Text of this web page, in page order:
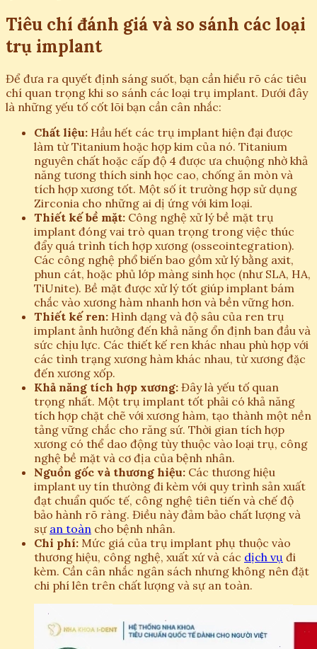
Tiêu chí đánh giá và so sánh các loại
trụ implant
Để đưa ra quyết định sáng suốt, bạn cần hiểu rõ các tiêu
chí quan trọng khi so sánh các loại trụ implant. Dưới đây
là những yếu tố cốt lõi bạn cần cân nhắc:
Chất liệu: Hầu hết các trụ implant hiện đại được
làm từ Titanium hoặc hợp kim của nó. Titanium
nguyên chất hoặc cấp độ 4 được ưa chuộng nhờ khả
năng tương thích sinh học cao, chống ăn mòn và
tích hợp xương tốt. Một số ít trường hợp sử dụng
Zirconia cho những ai dị ứng với kim loại.
Thiết kế bề mặt: Công nghệ xử lý bề mặt trụ
implant đóng vai trò quan trọng trong việc thúc
đẩy quá trình tích hợp xương (osseointegration).
Các công nghệ phổ biến bao gồm xử lý bằng axit,
phun cát, hoặc phủ lớp màng sinh học (như SLA, HA,
TiUnite). Bề mặt được xử lý tốt giúp implant bám
chắc vào xương hàm nhanh hơn và bền vững hơn.
Thiết kế ren: Hình dạng và độ sâu của ren trụ
implant ảnh hưởng đến khả năng ổn định ban đầu và
sức chịu lực. Các thiết kế ren khác nhau phù hợp với
các tình trạng xương hàm khác nhau, từ xương đặc
đến xương xốp.
Khả năng tích hợp xương: Đây là yếu tố quan
trọng nhất. Một trụ implant tốt phải có khả năng
tích hợp chặt chẽ với xương hàm, tạo thành một nền
tảng vững chắc cho răng sứ. Thời gian tích hợp
xương có thể dao động tùy thuộc vào loại trụ, công
nghệ bề mặt và cơ địa của bệnh nhân.
Nguồn gốc và thương hiệu: Các thương hiệu
implant uy tín thường đi kèm với quy trình sản xuất
đạt chuẩn quốc tế, công nghệ tiên tiến và chế độ
bảo hành rõ ràng. Điều này đảm bảo chất lượng và
sự an toàn cho bệnh nhân.
Chi phí: Mức giá của trụ implant phụ thuộc vào
thương hiệu, công nghệ, xuất xứ và các dịch vụ đi
kèm. Cần cân nhắc ngân sách nhưng không nên đặt
chi phí lên trên chất lượng và sự an toàn.